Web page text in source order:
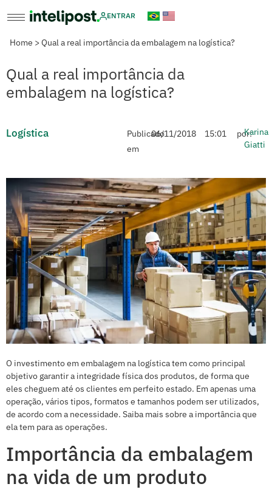
ENTRAR
Home > Qual a real importância da embalagem na logística?
Qual a real importância da
embalagem na logística?
Logística
Publicado
em
06/11/2018 15:01 por:Karina
Giatti
O investimento em embalagem na logística tem como principal
objetivo garantir a integridade física dos produtos, de forma que
eles cheguem até os clientes em perfeito estado. Em apenas uma
operação, vários tipos, formatos e tamanhos podem ser utilizados,
de acordo com a necessidade. Saiba mais sobre a importância que
ela tem para as operações.
Importância da embalagem
na vida de um produto